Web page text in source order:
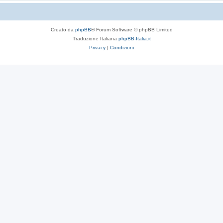
Creato da phpBB® Forum Software © phpBB Limited
Traduzione Italiana phpBB-Italia.it
Privacy | Condizioni